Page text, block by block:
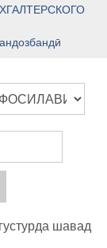
шавад